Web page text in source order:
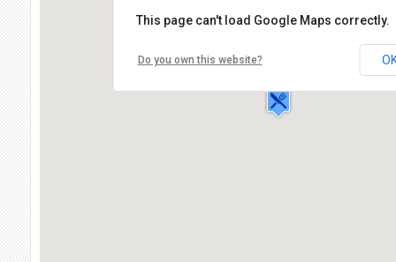
Via Burlazzi,3
13019 VARALLO
This page can't load Google Maps correctly.
Do you own this website?